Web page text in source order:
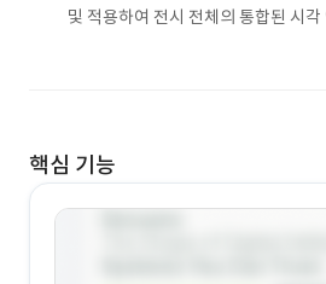
및 적용하여 전시 전체의 통합된 시각
핵심 기능